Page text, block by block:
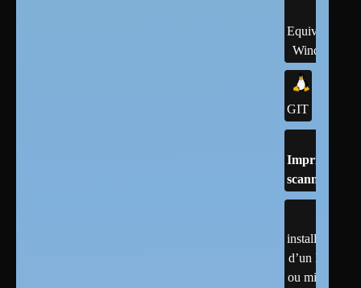
Equivalents
Windows
GIT
Imprimantes,
scanner, cups
installation
d’un linux
ou mises à